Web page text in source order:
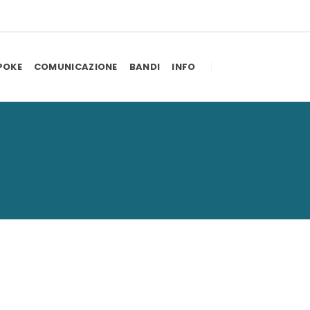
COMUNICAZIONE BANDI INFO